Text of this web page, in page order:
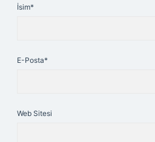
İsim*
E-Posta*
Web Sitesi